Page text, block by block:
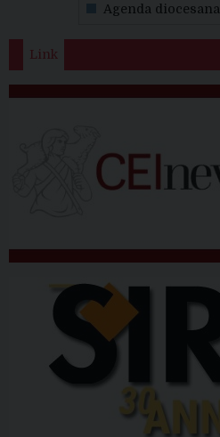
Agenda diocesana
Link